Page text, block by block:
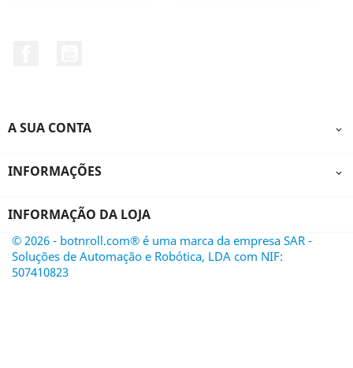
A SUA CONTA 
INFORMAÇÕES 
INFORMAÇÃO DA LOJA
© 2026 - botnroll.com® é uma marca da empresa SAR -
Soluções de Automação e Robótica, LDA com NIF:
507410823